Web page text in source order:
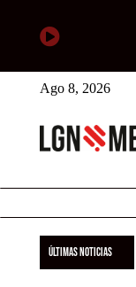

Ago 8, 2026
ÚLTIMAS NOTICIAS